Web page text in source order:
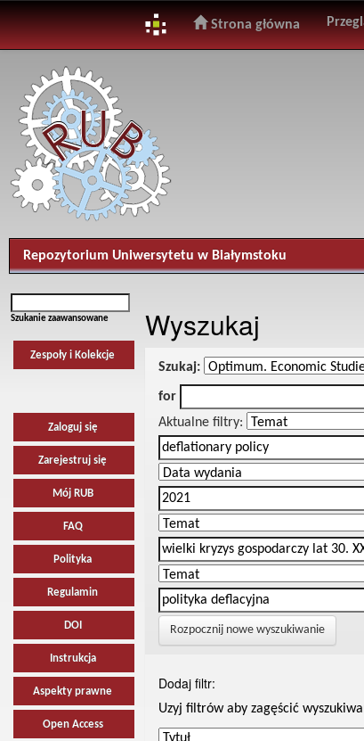
navigation
Strona główna
Repozytorium Uniwersytetu w Białymstoku
Szukanie zaawansowane
Zespoły i Kolekcje
Zaloguj się
Zarejestruj się
Mój RUB
FAQ
Polityka
Regulamin
DOI
Instrukcja
Aspekty prawne
Open Access
Wyszukaj
Szukaj:
for
Aktualne filtry:
Rozpocznij nowe wyszukiwanie
Dodaj filtr:
Uzyj filtrów aby zagęścić